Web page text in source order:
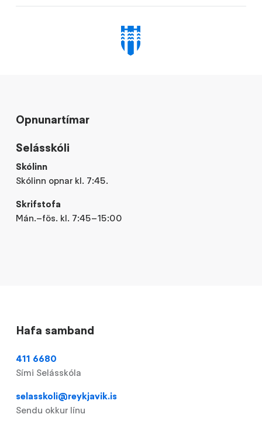
Opnunartímar
Selásskóli
Skólinn
Skólinn opnar kl. 7:45.
Skrifstofa
Mán.–fös. kl. 7:45–15:00
Hafa samband
411 6680
Sími Selásskóla
selasskoli@reykjavik.is
Sendu okkur línu